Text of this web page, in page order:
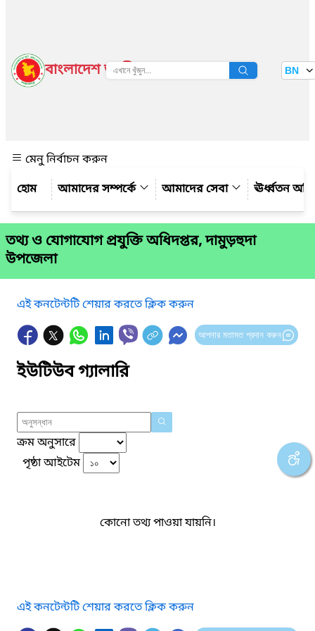
বাংলাদেশ জাতীয় তথ্য বাতায়ন BN
মেনু নির্বাচন করুন
আমাদের সম্পর্কে
আমাদের সেবা ঊর্ধ্বতন
তথ্য ও যোগাযোগ প্রযুক্তি অধিদপ্তর, দামুড়হুদা
উপজেলা
এই কনটেন্টটি শেয়ার করতে ক্লিক করুন
আপনার মতামত প্রদান করুন
ইউটিউব গ্যালারি
ক্রম অনুসারে
পৃষ্ঠা আইটেম
কোনো তথ্য পাওয়া যায়নি।
এই কনটেন্টটি শেয়ার করতে ক্লিক করুন